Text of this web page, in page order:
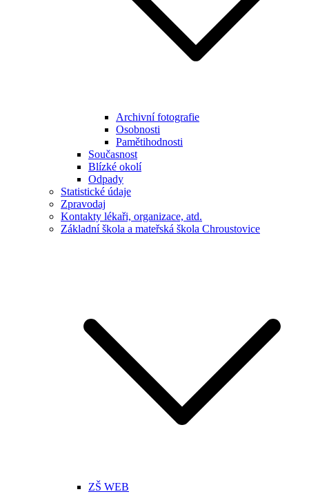
Archivní fotografie
Osobnosti
Pamětihodnosti
Současnost
Blízké okolí
Odpady
Statistické údaje
Zpravodaj
Kontakty lékaři, organizace, atd.
Základní škola a mateřská škola Chroustovice
ZŠ WEB